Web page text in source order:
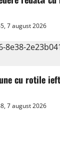
7 august 2026
cu rotile
7 august 2026